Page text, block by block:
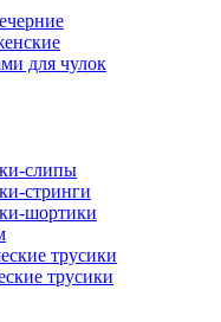
для чулок
слипы
стринги
шортики
трусики
трусики